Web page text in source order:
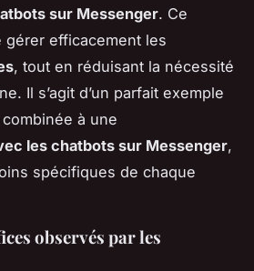
sur Messenger. Ce
gérer efficacement les
, tout en réduisant la nécessité
Il s’agit d’un parfait exemple
à une
les chatbots sur Messenger,
spécifiques de chaque
observés par les